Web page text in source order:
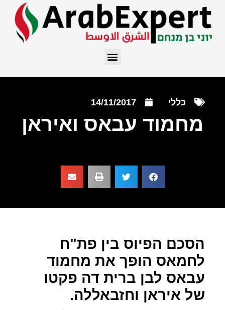
כללי 14/11/2017
מחמוד עבאס ואיראן
הסכם הפיוס בין פת"ח
לחמאס הופך את מחמוד
עבאס לבן ברית דה פקטו
של איראן וחזבאללה.